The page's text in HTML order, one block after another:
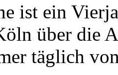
ist ein
über die
täglich